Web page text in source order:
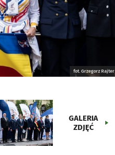
fot. Grzegorz Rajter
GALERIA
ZDJĘĆ